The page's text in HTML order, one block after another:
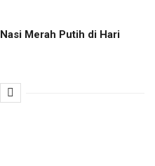
Merah Putih di Hari